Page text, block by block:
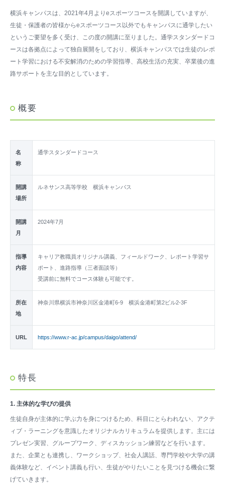
横浜キャンパスは、2021年4月よりeスポーツコースを開講していますが、
生徒・保護者の皆様からeスポーツコース以外でもキャンパスに通学したい
というご要望を多く受け、この度の開講に至りました。通学スタンダードコ
ースは各拠点によって独自展開をしており、横浜キャンパスでは生徒のレポ
ート学習における不安解消のための学習指導、高校生活の充実、卒業後の進
路サポートを主な目的としています。
概要
名
称
通学スタンダードコース
開講
場所
ルネサンス高等学校 横浜キャンパス
開講
月
2024年7月
指導
内容
キャリア教職員オリジナル講義、フィールドワーク、レポート学習サ
ポート、進路指導（三者面談等）
受講前に無料でコース体験も可能です。
所在
地
神奈川県横浜市神奈川区金港町6-9 横浜金港町第2ビル2-3F
URL https://www.r-ac.jp/campus/daigo/attend/
特長
1. 主体的な学びの提供
生徒自身が主体的に学ぶ力を身につけるため、科目にとらわれない、アクテ
ィブ・ラーニングを意識したオリジナルカリキュラムを提供します。主には
プレゼン実習、グループワーク、ディスカッション練習などを行います。
また、企業とも連携し、ワークショップ、社会人講話、専門学校や大学の講
義体験など、イベント講義も行い、生徒がやりたいことを見つける機会に繋
げていきます。